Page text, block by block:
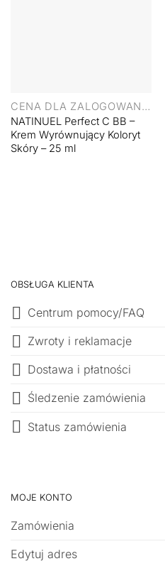
CENA DLA ZALOGOWANYCH UŻYTKOWNIKÓW
NATINUEL Perfect C BB –
Krem Wyrównujący Koloryt
Skóry – 25 ml
OBSŁUGA KLIENTA
Centrum pomocy/FAQ
Zwroty i reklamacje
Dostawa i płatności
Śledzenie zamówienia
Status zamówienia
MOJE KONTO
Zamówienia
Edytuj adres